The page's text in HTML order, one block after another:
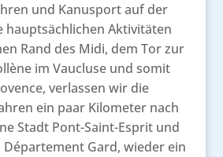
und Kanusport auf der
hauptsächlichen Aktivitäten
Rand des Midi, dem Tor zur
im Vaucluse und somit
verlassen wir die
ein paar Kilometer nach
Stadt Pont-Saint-Esprit und
Gard, wieder ein